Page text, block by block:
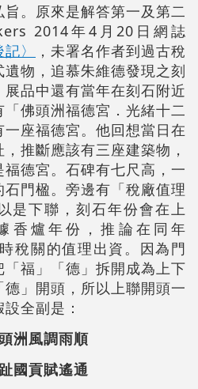
。原來是解答第一及第二
2014年4月20日網誌
〉
，未署名作者到過古稅
物，追慕朱維德發現之刻
品中還有當年在刻石附近
佛頭洲福德宮．光緒十二
座福德宮。他回想當日在
推斷應該有三座建築物，
德宮。石碑有七尺高，一
門楹。旁邊有「稅廠值理
是下聯，刻石年份會在上
香爐年份，推論在同年
稅關的值理出資。因為門
福」「德」拆開成為上下
」開頭，所以上聯開頭一
全副是：
洲風調雨順
國貢賦遙通